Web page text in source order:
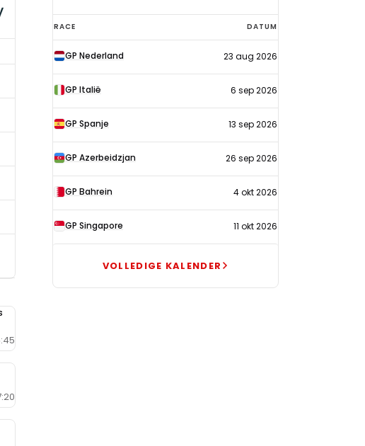
F1-
kalender
2026
RACE DATUM
GP Nederland 23 aug 2026
GP Italië 6 sep 2026
GP Spanje 13 sep 2026
GP Azerbeidzjan 26 sep 2026
GP Bahrein 4 okt 2026
GP Singapore 11 okt 2026
VOLLEDIGE KALENDER